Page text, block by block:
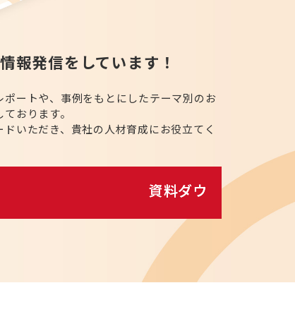
報発信をしています！
ポートや、事例をもとにしたテーマ別のお
おります。
いただき、貴社の人材育成にお役立てく
資料ダウンロード